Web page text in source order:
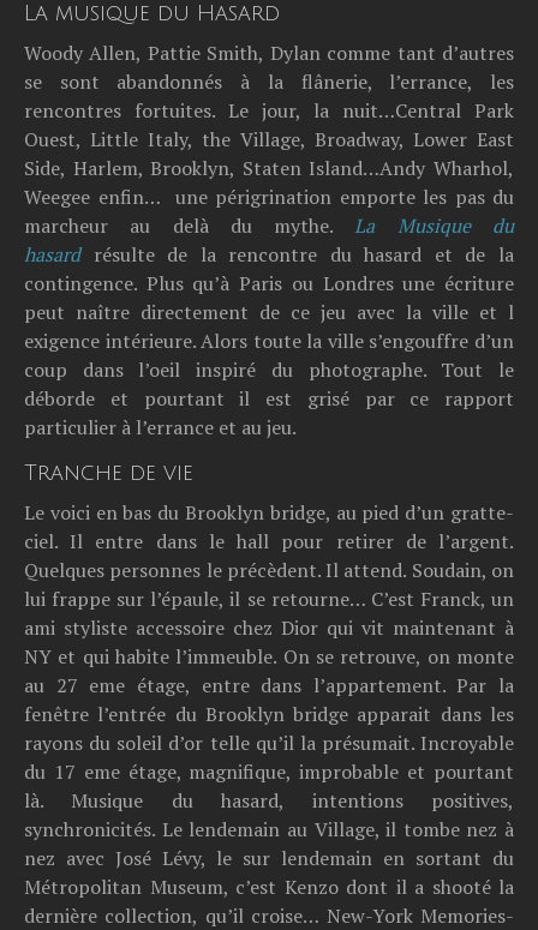
La musique du Hasard
Woody Allen, Pattie Smith, Dylan comme tant d’autres
se sont abandonnés à la flânerie, l’errance, les
rencontres fortuites. Le jour, la nuit…Central Park
Ouest, Little Italy, the Village, Broadway, Lower East
Side, Harlem, Brooklyn, Staten Island…Andy Wharhol,
Weegee enfin… une périgrination emporte les pas du
marcheur au delà du mythe.La Musique du
hasard résulte de la rencontre du hasard et de la
contingence. Plus qu’à Paris ou Londres une écriture
peut naître directement de ce jeu avec la ville et l
exigence intérieure. Alors toute la ville s’engouffre d’un
coup dans l’oeil inspiré du photographe. Tout le
déborde et pourtant il est grisé par ce rapport
particulier à l’errance et au jeu.
Tranche de vie
Le voici en bas du Brooklyn bridge, au pied d’un gratte-
ciel. Il entre dans le hall pour retirer de l’argent.
Quelques personnes le précèdent. Il attend. Soudain, on
lui frappe sur l’épaule, il se retourne… C’est Franck, un
ami styliste accessoire chez Dior qui vit maintenant à
NY et qui habite l’immeuble. On se retrouve, on monte
au 27 eme étage, entre dans l’appartement. Par la
fenêtre l’entrée du Brooklyn bridge apparait dans les
rayons du soleil d’or telle qu’il la présumait. Incroyable
du 17 eme étage, magnifique, improbable et pourtant
là. Musique du hasard, intentions positives,
synchronicités. Le lendemain au Village, il tombe nez à
nez avec José Lévy, le sur lendemain en sortant du
Métropolitan Museum, c’est Kenzo dont il a shooté la
dernière collection, qu’il croise… New-York Memories-